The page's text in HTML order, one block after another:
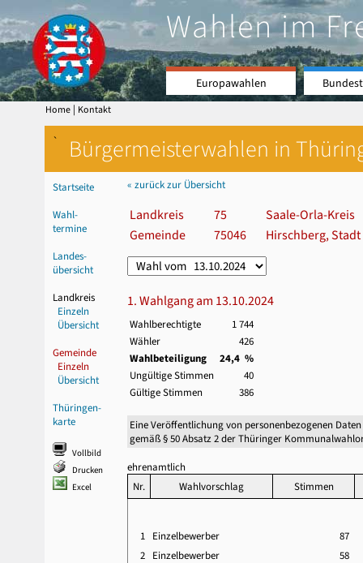
Wahlen im
Europawahlen
Home | Kontakt
` Bürgermeisterwahlen in
Startseite
Wahl-
termine
Landes-
übersicht
Landkreis
Einzeln
Übersicht
Gemeinde
Einzeln
Übersicht
Thüringen-
karte
Vollbild
Drucken
Excel
« zurück zur Übersicht
Landkreis 75
Saale-Orla-Kreis
Gemeinde
75046 Hirschberg, Stadt
1. Wahlgang am 13.10.2024
Wahlberechtigte
1 744
Wähler
426
Wahlbeteiligung
24,4 %
Ungültige Stimmen
40
Gültige Stimmen
386
Eine Veröffentlichung von personenbezogenen
gemäß § 50 Absatz 2 der Thüringer
ehrenamtlich
Nr.
Wahlvorschlag Stimmen
1 Einzelbewerber
87
2 Einzelbewerber
58